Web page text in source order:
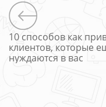
10 способов как
клиентов, которые
нуждаются в вас